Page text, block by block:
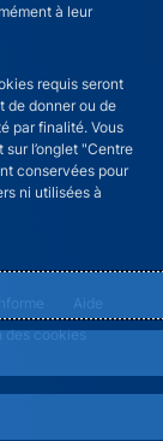
à leur
requis seront
de donner ou de
par finalité. Vous
l’onglet "Centre
conservées pour
ni utilisées à
Aide
des cookies